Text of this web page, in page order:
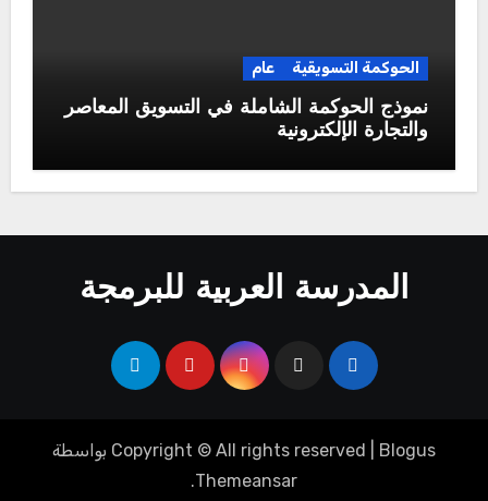
الحوكمة التسويقية عام
نموذج الحوكمة الشاملة في التسويق المعاصر
والتجارة الإلكترونية
المدرسة العربية للبرمجة
Copyright © All rights reserved Blogus
بواسطة
Themeansar
.